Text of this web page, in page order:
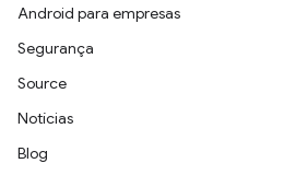
Android para empresas
Segurança
Source
Notícias
Blog